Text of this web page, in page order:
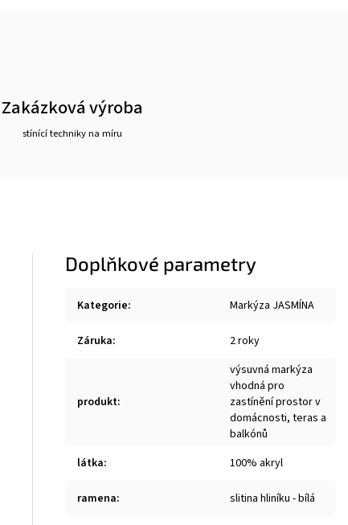
Zakázková výroba
stínící techniky na míru
Doplňkové parametry
Kategorie: Markýza JASMÍNA
Záruka: 2 roky
produkt:
výsuvná markýza
vhodná pro
zastínění prostor v
domácnosti, teras a
balkónů
látka: 100% akryl
ramena: slitina hliníku - bílá